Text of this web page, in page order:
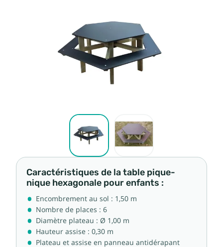
Caractéristiques de la table pique-
nique hexagonale pour enfants :
Encombrement au sol : 1,50 m
Nombre de places : 6
Diamètre plateau : Ø 1,00 m
Hauteur assise : 0,30 m
Plateau et assise en panneau antidérapant